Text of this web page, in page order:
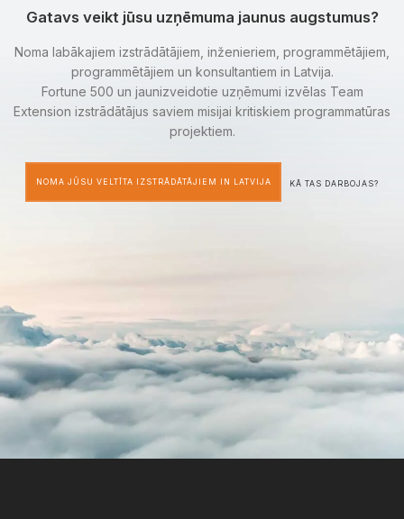
Gatavs veikt jūsu uzņēmuma jaunus augstumus?
Noma labākajiem izstrādātājiem, inženieriem, programmētājiem,
programmētājiem un konsultantiem in Latvija.
Fortune 500 un jaunizveidotie uzņēmumi izvēlas Team
Extension izstrādātājus saviem misijai kritiskiem programmatūras
projektiem.
NOMA JŪSU VELTĪTA IZSTRĀDĀTĀJIEM IN LATVIJA KĀ TAS DARBOJAS?